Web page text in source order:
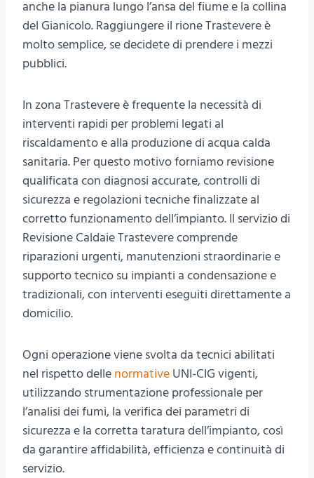
anche la pianura lungo l’ansa del fiume e la collina
del Gianicolo. Raggiungere il rione Trastevere è
molto semplice, se decidete di prendere i mezzi
pubblici.
In zona Trastevere è frequente la necessità di
interventi rapidi per problemi legati al
riscaldamento e alla produzione di acqua calda
sanitaria. Per questo motivo forniamo revisione
qualificata con diagnosi accurate, controlli di
sicurezza e regolazioni tecniche finalizzate al
corretto funzionamento dell’impianto. Il servizio di
Revisione Caldaie Trastevere comprende
riparazioni urgenti, manutenzioni straordinarie e
supporto tecnico su impianti a condensazione e
tradizionali, con interventi eseguiti direttamente a
domicilio.
Ogni operazione viene svolta da tecnici abilitati
nel rispetto delle normative UNI-CIG vigenti,
utilizzando strumentazione professionale per
l’analisi dei fumi, la verifica dei parametri di
sicurezza e la corretta taratura dell’impianto, così
da garantire affidabilità, efficienza e continuità di
servizio.